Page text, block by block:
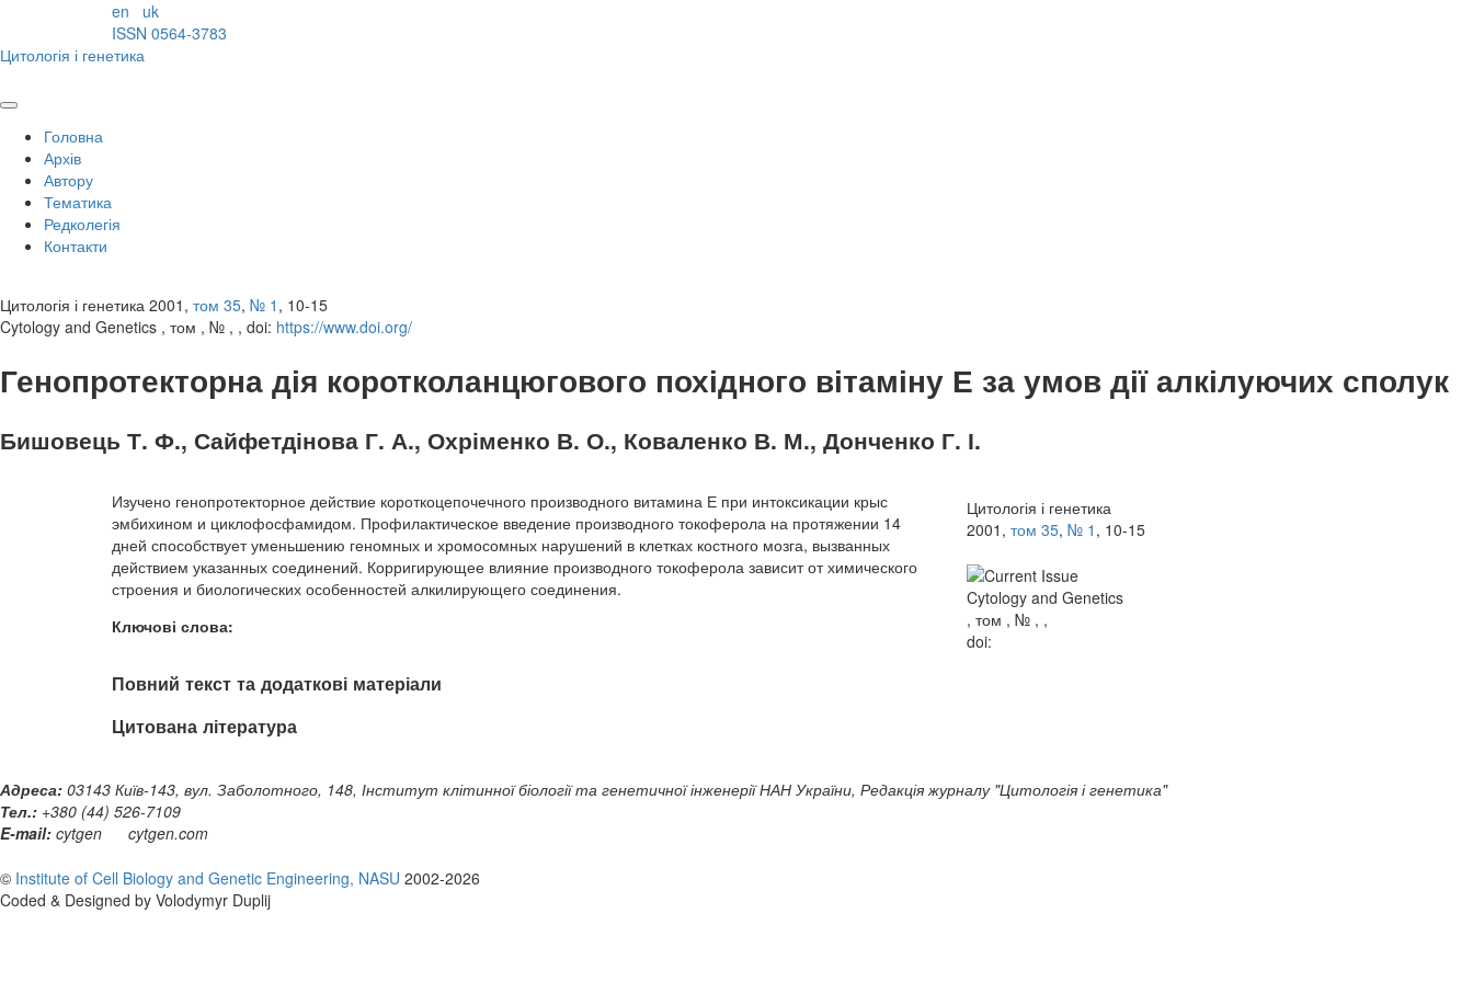
en
uk
ISSN 0564-3783
Цитологія і генетика
Головна
Архів
Автору
Тематика
Редколегія
Контакти
Цитологія і генетика 2001, том 35, № 1 , 10-15
Cytology and Genetics , том , № , , doi: https://www.doi.org/
Генопротекторна дія коротколанцюгового похідного вітаміну Е за умов дії алкілуючих сполук
Бишовець Т. Ф., Сайфетдінова Г. А., Охріменко В. О., Коваленко В. М., Донченко Г. І.
Изучено генопротекторное действие короткоцепочечного производного витамина Е при интоксикации крыс
эмбихином и циклофосфамидом. Профилактическое введение производного токоферола на протяжении 14
дней способствует уменьшению геномных и хромосомных нарушений в клетках костного мозга, вызванных
действием указанных соединений. Корригирующее влияние производного токоферола зависит от химического
строения и биологических особенностей алкилирующего соединения.
Ключові слова:
Цитологія і генетика
2001, том 35, № 1 , 10-15
Cytology and Genetics
, том , № , ,
doi:
Повний текст та додаткові матеріали
Цитована література
Адреса: 03143 Київ-143, вул. Заболотного, 148, Інститут клітинної біології та генетичної інженерії НАН України, Редакція журналу "Цитологія і генетика"
Тел.: +380 (44) 526-7109
E-mail: cytgen cytgen.com
© Institute of Cell Biology and Genetic Engineering, NASU 2002-2026
Coded & Designed by Volodymyr Duplij